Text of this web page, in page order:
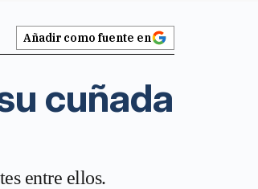
Añadir como fuente en
cuñada
entre ellos.